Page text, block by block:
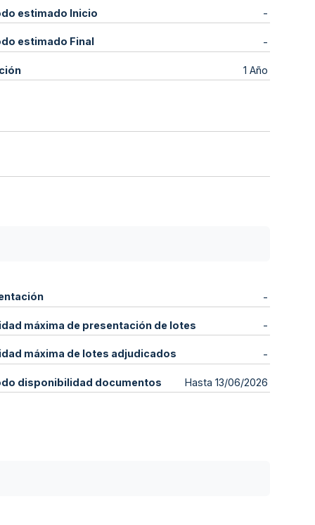
estimado Inicio -
estimado Final -
1 Año
-
máxima de presentación de lotes -
máxima de lotes adjudicados -
disponibilidad documentos Hasta 13/06/2026